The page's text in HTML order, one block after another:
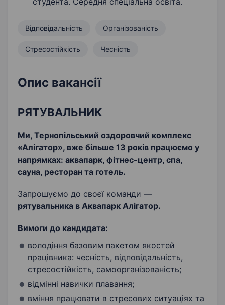
Відповідальність Організованість
Стресостійкість Чесність
Опис вакансії
РЯТУВАЛЬНИК
Ми, Тернопільський оздоровчий комплекс
«Алігатор», вже більше 13 років працюємо у
напрямках: аквапарк, фітнес-центр, спа,
сауна, ресторан та готель.
Запрошуємо до своєї команди —
рятувальника в Аквапарк Алігатор.
Вимоги до кандидата:
володіння базовим пакетом якостей
працівника: чесність, відповідальність,
стресостійкість, самоорганізованість;
відмінні навички плавання;
вміння працювати в стресових ситуаціях та